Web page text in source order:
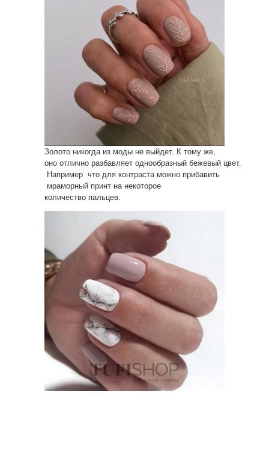
Золото никогда из моды не выйдет. К тому же,
оно отлично разбавляет однообразный бежевый цвет.
Например что для контраста можно прибавить
мраморный принт на некоторое
количество пальцев.